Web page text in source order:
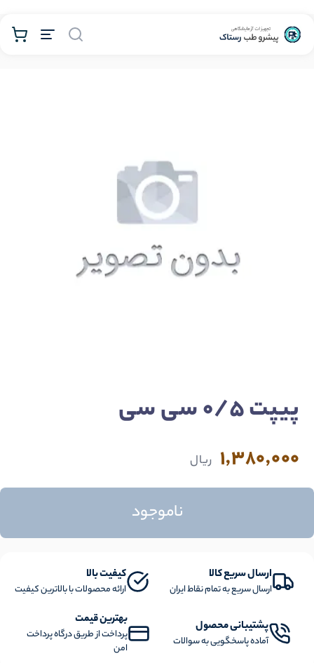
پیپت 0/5 سی سی
1,380,000 ریال
ناموجود
ارسال سریع کالا
ارسال سریع به تمام نقاط ایران
کیفیت بالا
ارائه محصولات با بالاترین کیفیت
پشتیبانی محصول
آماده پاسخگویی به سوالات
بهترین قیمت
پرداخت از طریق درگاه پرداخت
امن